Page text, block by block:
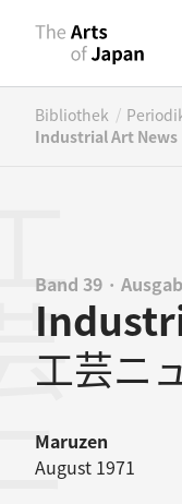
Bibliothek /
Industrial Art News
Band 39 ·
工芸ニ
Maruzen
August 1971